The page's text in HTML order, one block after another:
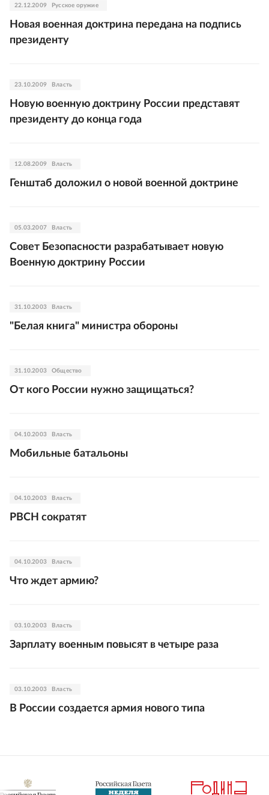
22.12.2009 Русское оружие
Новая военная доктрина передана на подпись
президенту
23.10.2009 Власть
Новую военную доктрину России представят
президенту до конца года
12.08.2009 Власть
Генштаб доложил о новой военной доктрине
05.03.2007 Власть
Совет Безопасности разрабатывает новую
Военную доктрину России
31.10.2003 Власть
"Белая книга" министра обороны
31.10.2003 Общество
От кого России нужно защищаться?
04.10.2003 Власть
Мобильные батальоны
04.10.2003 Власть
РВСН сократят
04.10.2003 Власть
Что ждет армию?
03.10.2003 Власть
Зарплату военным повысят в четыре раза
03.10.2003 Власть
В России создается армия нового типа